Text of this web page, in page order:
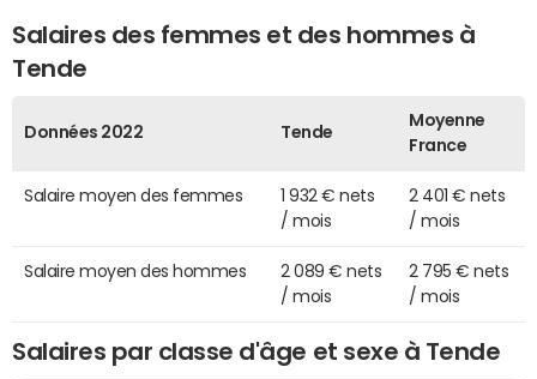
Salaires des femmes et des hommes à
Tende
Données 2022 Tende
Moyenne
France
Salaire moyen des femmes
1 932 € nets
/ mois
2 401 € nets
/ mois
Salaire moyen des hommes
2 089 € nets
/ mois
2 795 € nets
/ mois
Salaires par classe d'âge et sexe à Tende